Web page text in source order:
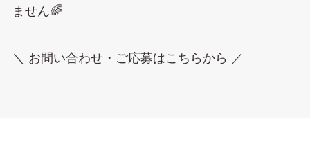
ません🌈
＼ お問い合わせ・ご応募はこちらから ／